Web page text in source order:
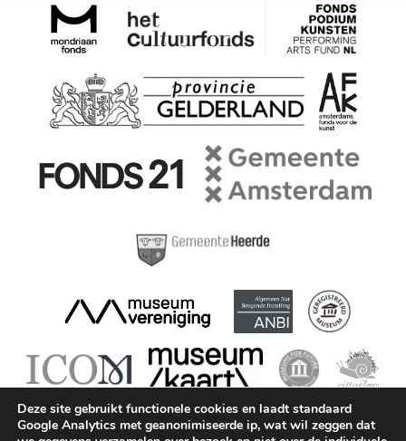
Deze site gebruikt functionele cookies en laadt standaard
Google Analytics met geanonimiseerde ip, wat wil zeggen dat